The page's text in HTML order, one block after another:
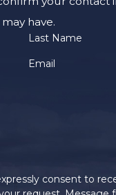
may have.
Last Name
Email
consent to